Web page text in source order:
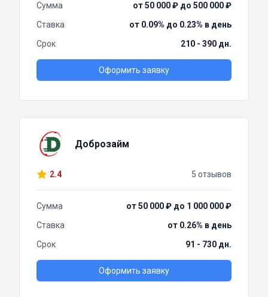
Сумма
от 50 000 ₽ до 500 000 ₽
Ставка
от 0.09% до 0.23% в день
Срок
210 - 390 дн.
Оформить заявку
Доброзайм
2.4 5 отзывов
Сумма
от 50 000 ₽ до 1 000 000 ₽
Ставка
от 0.26% в день
Срок
91 - 730 дн.
Оформить заявку